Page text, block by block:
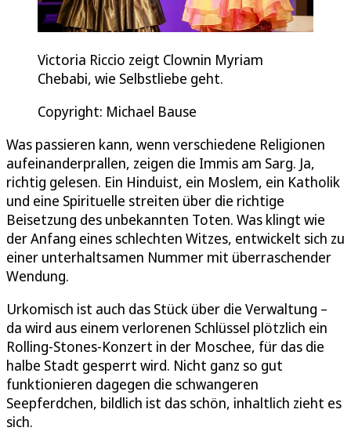
Victoria Riccio zeigt Clownin Myriam
Chebabi, wie Selbstliebe geht.
Copyright: Michael Bause
Was passieren kann, wenn verschiedene Religionen
aufeinanderprallen, zeigen die Immis am Sarg. Ja,
richtig gelesen. Ein Hinduist, ein Moslem, ein Katholik
und eine Spirituelle streiten über die richtige
Beisetzung des unbekannten Toten. Was klingt wie
der Anfang eines schlechten Witzes, entwickelt sich zu
einer unterhaltsamen Nummer mit überraschender
Wendung.
Urkomisch ist auch das Stück über die Verwaltung –
da wird aus einem verlorenen Schlüssel plötzlich ein
Rolling-Stones-Konzert in der Moschee, für das die
halbe Stadt gesperrt wird. Nicht ganz so gut
funktionieren dagegen die schwangeren
Seepferdchen, bildlich ist das schön, inhaltlich zieht es
sich.